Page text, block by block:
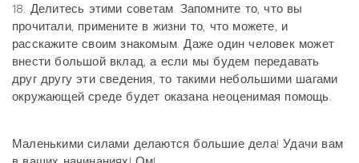
18. Делитесь этими советам. Запомните то, что вы
прочитали, примените в жизни то, что можете, и
расскажите своим знакомым. Даже один человек может
внести большой вклад, а если мы будем передавать
друг другу эти сведения, то такими небольшими шагами
окружающей среде будет оказана неоценимая помощь.
Маленькими силами делаются большие дела! Удачи вам